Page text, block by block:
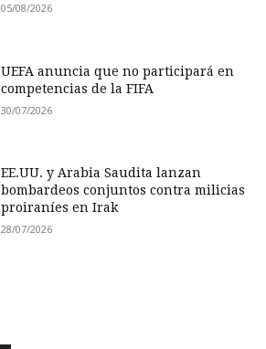
05/08/2026
UEFA anuncia que no participará en
competencias de la FIFA
30/07/2026
EE.UU. y Arabia Saudita lanzan
bombardeos conjuntos contra milicias
proiraníes en Irak
28/07/2026